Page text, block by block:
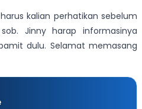
kalian perhatikan sebelum
Jinny harap informasinya
dulu. Selamat memasang